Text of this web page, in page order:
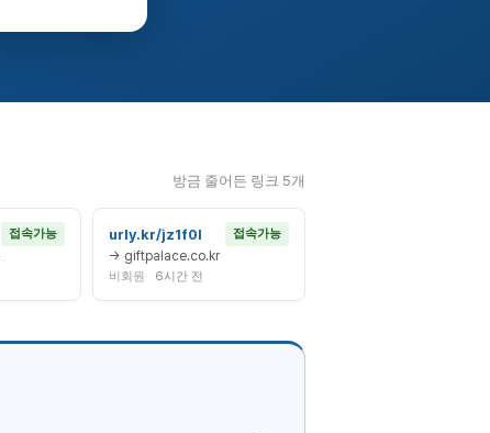
방금 줄어든 링크 5개
접속가능 urly.kr/jz1f0l 접속가능
→ giftpalace.co.kr
비회원 6시간 전